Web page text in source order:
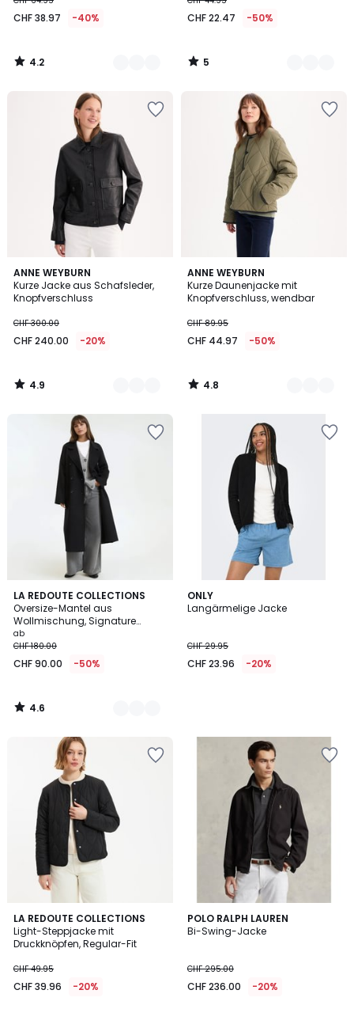
CHF 38.97 -40%
4.2
/
CHF 22.47 -50%
5
/
ANNE WEYBURN
Kurze Jacke aus Schafsleder,
Knopfverschluss
CHF 300.00
CHF 240.00 -20%
4.9
/ 5
3
Farben
4.9
/
ANNE WEYBURN
Kurze Daunenjacke mit
Knopfverschluss, wendbar
CHF 89.95
CHF 44.97 -50%
4.8
/ 5
3
Farben
4.8
/
LA REDOUTE COLLECTIONS
Oversize-Mantel aus
Wollmischung, Signature
MARTIAL
ab
CHF 180.00
CHF 90.00 -50%
4.6
/ 5
4
Farben
4.6
/
ONLY
Langärmelige Jacke
CHF 29.95
CHF 23.96 -20%
LA REDOUTE COLLECTIONS
Light-Steppjacke mit
Druckknöpfen, Regular-Fit
CHF 49.95
CHF 39.96 -20%
4.7
/ 5
2
Farben
POLO RALPH LAUREN
Bi-Swing-Jacke
CHF 295.00
CHF 236.00 -20%
4.5
/ 5
3
Farben